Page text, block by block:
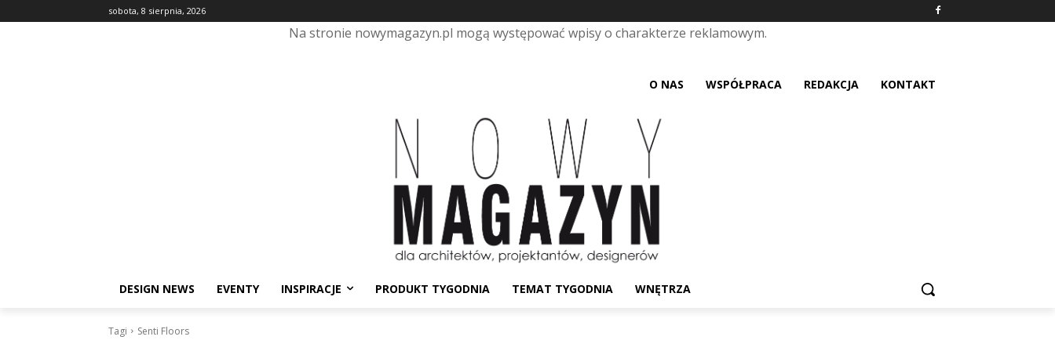
sobota, 8 sierpnia, 2026
Na stronie nowymagazyn.pl mogą występować wpisy o charakterze reklamowym.
O NAS WSPÓŁPRACA REDAKCJA KONTAKT
DESIGN NEWS EVENTY INSPIRACJE PRODUKT TYGODNIA TEMAT TYGODNIA WNĘTRZA
Tagi Senti Floors